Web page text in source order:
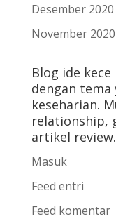
Desember 2020
November 2020
Blog ide
dengan tema
keseharian.
relationship,
artikel review.
Masuk
Feed entri
Feed komentar